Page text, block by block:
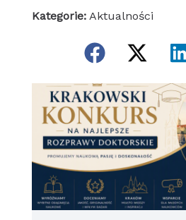
Kategorie: Aktualności